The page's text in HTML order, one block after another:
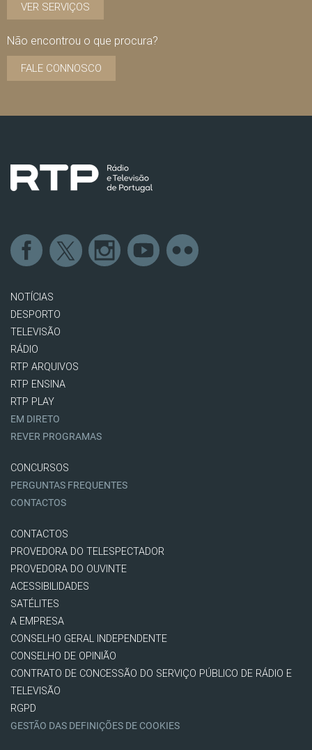
VER SERVIÇOS
Não encontrou o que procura?
FALE CONNOSCO
NOTÍCIAS
DESPORTO
TELEVISÃO
RÁDIO
RTP ARQUIVOS
RTP ENSINA
RTP PLAY
EM DIRETO
REVER PROGRAMAS
CONCURSOS
PERGUNTAS FREQUENTES
CONTACTOS
CONTACTOS
PROVEDORA DO TELESPECTADOR
PROVEDORA DO OUVINTE
ACESSIBILIDADES
SATÉLITES
A EMPRESA
CONSELHO GERAL INDEPENDENTE
CONSELHO DE OPINIÃO
CONTRATO DE CONCESSÃO DO SERVIÇO PÚBLICO DE RÁDIO E
TELEVISÃO
RGPD
GESTÃO DAS DEFINIÇÕES DE COOKIES